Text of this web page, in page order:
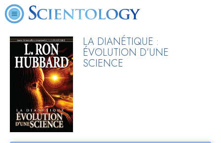
LA DIANÉTIQUE :
ÉVOLUTION D’UNE
SCIENCE